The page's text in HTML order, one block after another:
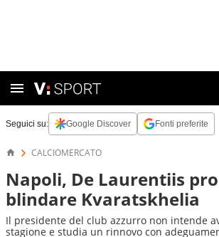
Seguici su: Google Discover Fonti preferite
CALCIOMERCATO
Napoli, De Laurentiis
blindare Kvaratskhelia
Il presidente del club azzurro non intende
stagione e studia un rinnovo con